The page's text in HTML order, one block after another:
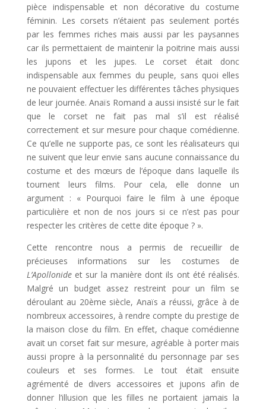
pièce indispensable et non décorative du costume
féminin. Les corsets n’étaient pas seulement portés
par les femmes riches mais aussi par les paysannes
car ils permettaient de maintenir la poitrine mais aussi
les jupons et les jupes. Le corset était donc
indispensable aux femmes du peuple, sans quoi elles
ne pouvaient effectuer les différentes tâches physiques
de leur journée. Anaïs Romand a aussi insisté sur le fait
que le corset ne fait pas mal s’il est réalisé
correctement et sur mesure pour chaque comédienne.
Ce qu’elle ne supporte pas, ce sont les réalisateurs qui
ne suivent que leur envie sans aucune connaissance du
costume et des mœurs de l’époque dans laquelle ils
tournent leurs films. Pour cela, elle donne un
argument : « Pourquoi faire le film à une époque
particulière et non de nos jours si ce n’est pas pour
respecter les critères de cette dite époque ? ».
Cette rencontre nous a permis de recueillir de
précieuses informations sur les costumes de
L’Apollonideet sur la manière dont ils ont été réalisés.
Malgré un budget assez restreint pour un film se
déroulant au 20ème siècle, Anaïs a réussi, grâce à de
nombreux accessoires, à rendre compte du prestige de
la maison close du film. En effet, chaque comédienne
avait un corset fait sur mesure, agréable à porter mais
aussi propre à la personnalité du personnage par ses
couleurs et ses formes. Le tout était ensuite
agrémenté de divers accessoires et jupons afin de
donner l’illusion que les filles ne portaient jamais la